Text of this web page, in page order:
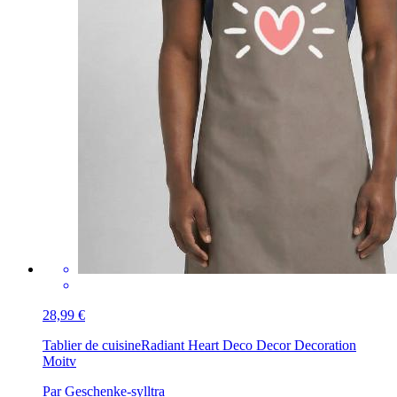
28,99 €
Tablier de cuisineRadiant Heart Deco Decor Decoration
Moitv
Par Geschenke-sylltra